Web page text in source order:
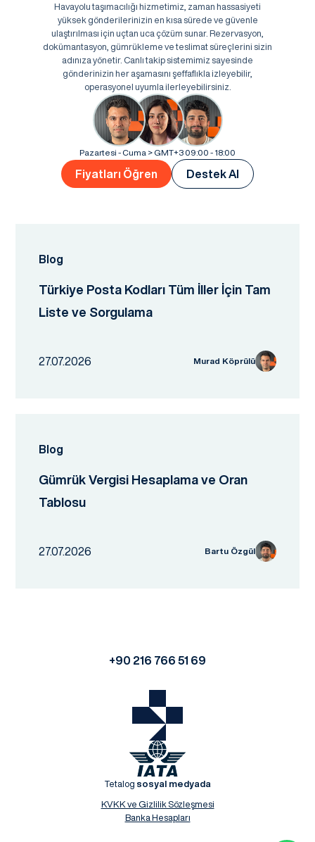
Havayolu taşımacılığı hizmetimiz, zaman hassasiyeti
yüksek gönderilerinizin en kısa sürede ve güvenle
ulaştırılması için uçtan uca çözüm sunar. Rezervasyon,
dokümantasyon, gümrükleme ve teslimat süreçlerini sizin
adınıza yönetir. Canlı takip sistemimiz sayesinde
gönderinizin her aşamasını şeffaflıkla izleyebilir,
operasyonel uyumla ilerleyebilirsiniz.
Pazartesi - Cuma > GMT+3 09:00 - 18:00
Fiyatları Öğren Destek Al
Blog
Türkiye Posta Kodları Tüm İller İçin Tam
Liste ve Sorgulama
27.07.2026 Murad Köprülü
Blog
Gümrük Vergisi Hesaplama ve Oran
Tablosu
27.07.2026 Bartu Özgül
+90 216 766 51 69
Tetalog sosyal medyada
KVKK ve Gizlilik Sözleşmesi
Banka Hesapları